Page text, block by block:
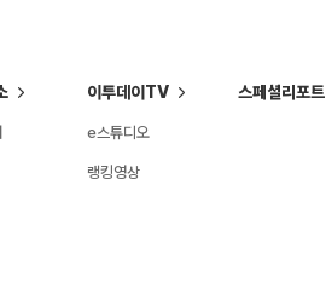
이투데이TV
e스튜디오
랭킹영상
스페셜리포트